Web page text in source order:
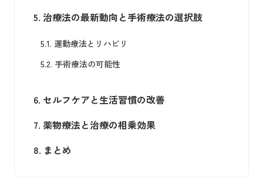
5. 治療法の最新動向と手術療法の選択肢
5.1. 運動療法とリハビリ
5.2. 手術療法の可能性
6. セルフケアと生活習慣の改善
7. 薬物療法と治療の相乗効果
8. まとめ